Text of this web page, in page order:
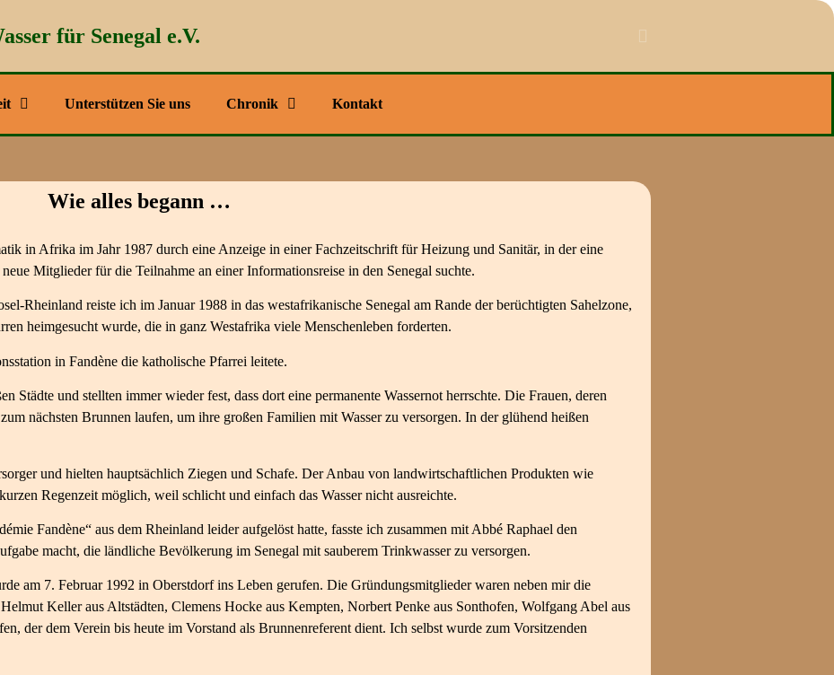
für Senegal e.V.
Unterstützen Sie uns Chronik Kontakt
Wie alles begann …
in Afrika im Jahr 1987 durch eine Anzeige in einer Fachzeitschrift für Heizung und Sanitär, in der eine
Mitglieder für die Teilnahme an einer Informationsreise in den Senegal suchte.
Rheinland reiste ich im Januar 1988 in das westafrikanische Senegal am Rande der berüchtigten Sahelzone,
heimgesucht wurde, die in ganz Westafrika viele Menschenleben forderten.
in Fandène die katholische Pfarrei leitete.
Städte und stellten immer wieder fest, dass dort eine permanente Wassernot herrschte. Die Frauen, deren
nächsten Brunnen laufen, um ihre großen Familien mit Wasser zu versorgen. In der glühend heißen
und hielten hauptsächlich Ziegen und Schafe. Der Anbau von landwirtschaftlichen Produkten wie
Regenzeit möglich, weil schlicht und einfach das Wasser nicht ausreichte.
Fandène“ aus dem Rheinland leider aufgelöst hatte, fasste ich zusammen mit Abbé Raphael den
macht, die ländliche Bevölkerung im Senegal mit sauberem Trinkwasser zu versorgen.
am 7. Februar 1992 in Oberstdorf ins Leben gerufen. Die Gründungsmitglieder waren neben mir die
Keller aus Altstädten, Clemens Hocke aus Kempten, Norbert Penke aus Sonthofen, Wolfgang Abel aus
der dem Verein bis heute im Vorstand als Brunnenreferent dient. Ich selbst wurde zum Vorsitzenden